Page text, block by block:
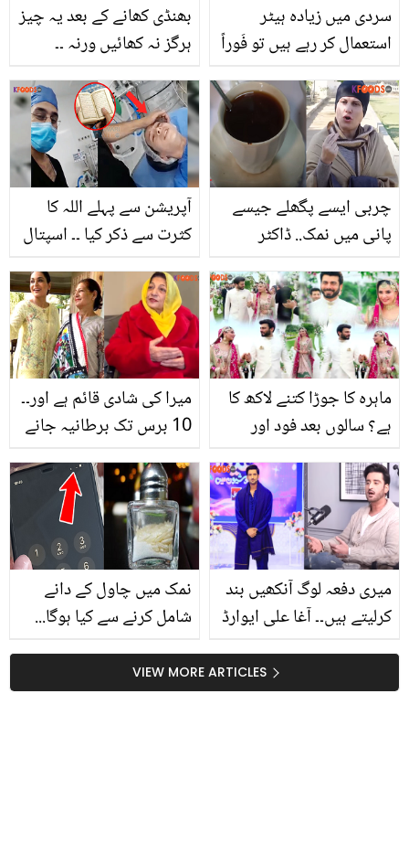
بھنڈی کھانے کے بعد یہ چیز
ہرگز نہ کھائیں ورنہ ۔۔
بھنڈی کے فائدوں کے ساتھ
ایسے سنگین نقصان جو آج
معلوم نہ ہوئے تو بڑی
مشکل میں پھنس سکتے
ہیں
سردی میں زیادہ ہیٹر
استعمال کر رہے ہیں تو فَوراً
چھوڑ دیں، جانیئے ہیٹر کے
استعمال کے 5 نقصان جو
آپ کے لیے خطرہ بن سکتے
ہیں
آپریشن سے پہلے اللہ کا
کثرت سے ذکر کیا ۔۔ اسپتال
سے ڈرے ہوئے بچے کی قرآن
کی تلاوت کرنے کی ویڈیو
نے لوگوں کے دل چھو لیے
چربی ایسے پگھلے جیسے
پانی میں نمک.. ڈاکٹر
بلقیس نے صرف 15 دنوں
میں 40 کلو چربی پگھلانے
کا کیا طریقہ بتایا؟
میرا کی شادی قائم ہے اور۔۔
10 برس تک برطانیہ جانے
پر پابندی کیوں لگائی گئی
تھی؟ والدہ کے انکشافات
نے لوگوں کو حیران کردیا
ماہرہ کا جوڑا کتنے لاکھ کا
ہے؟ سالوں بعد فود اور
ماہرہ نے مداحوں کے دل
ایک بار پھر دھڑکا دیے
نمک میں چاول کے دانے
شامل کرنے سے کیا ہوگا...
وہ 5 ٹپس جو آپ 1 منٹ
میں سیکھ سکتے ہیں اور
باقی زندگی آسانی سے گزار
میری دفعہ لوگ آنکھیں بند
کرلیتے ہیں۔۔ آغا علی ایوارڈ
شوز میں کیوں نہیں جاتے؟
بتاتے ہوئے برہم ہوگئےVIEW MORE ARTICLES